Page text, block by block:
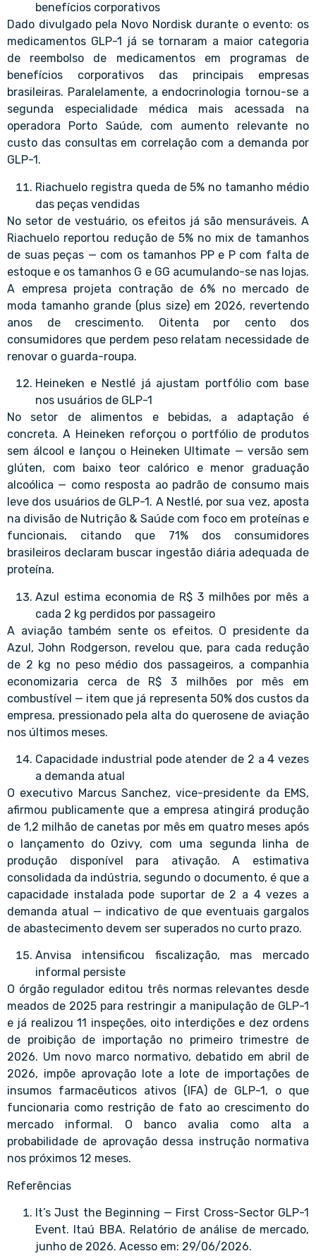
benefícios corporativos
Dado divulgado pela Novo Nordisk durante o evento: os
medicamentos GLP-1 já se tornaram a maior categoria
de reembolso de medicamentos em programas de
benefícios corporativos das principais empresas
brasileiras. Paralelamente, a endocrinologia tornou-se a
segunda especialidade médica mais acessada na
operadora Porto Saúde, com aumento relevante no
custo das consultas em correlação com a demanda por
GLP-1.
Riachuelo registra queda de 5% no tamanho médio
das peças vendidas
No setor de vestuário, os efeitos já são mensuráveis. A
Riachuelo reportou redução de 5% no mix de tamanhos
de suas peças — com os tamanhos PP e P com falta de
estoque e os tamanhos G e GG acumulando-se nas lojas.
A empresa projeta contração de 6% no mercado de
moda tamanho grande (plus size) em 2026, revertendo
anos de crescimento. Oitenta por cento dos
consumidores que perdem peso relatam necessidade de
renovar o guarda-roupa.
Heineken e Nestlé já ajustam portfólio com base
nos usuários de GLP-1
No setor de alimentos e bebidas, a adaptação é
concreta. A Heineken reforçou o portfólio de produtos
sem álcool e lançou o Heineken Ultimate — versão sem
glúten, com baixo teor calórico e menor graduação
alcoólica — como resposta ao padrão de consumo mais
leve dos usuários de GLP-1. A Nestlé, por sua vez, aposta
na divisão de Nutrição & Saúde com foco em proteínas e
funcionais, citando que 71% dos consumidores
brasileiros declaram buscar ingestão diária adequada de
proteína.
Azul estima economia de R$ 3 milhões por mês a
cada 2 kg perdidos por passageiro
A aviação também sente os efeitos. O presidente da
Azul, John Rodgerson, revelou que, para cada redução
de 2 kg no peso médio dos passageiros, a companhia
economizaria cerca de R$ 3 milhões por mês em
combustível — item que já representa 50% dos custos da
empresa, pressionado pela alta do querosene de aviação
nos últimos meses.
Capacidade industrial pode atender de 2 a 4 vezes
a demanda atual
O executivo Marcus Sanchez, vice-presidente da EMS,
afirmou publicamente que a empresa atingirá produção
de 1,2 milhão de canetas por mês em quatro meses após
o lançamento do Ozivy, com uma segunda linha de
produção disponível para ativação. A estimativa
consolidada da indústria, segundo o documento, é que a
capacidade instalada pode suportar de 2 a 4 vezes a
demanda atual — indicativo de que eventuais gargalos
de abastecimento devem ser superados no curto prazo.
Anvisa intensificou fiscalização, mas mercado
informal persiste
O órgão regulador editou três normas relevantes desde
meados de 2025 para restringir a manipulação de GLP-1
e já realizou 11 inspeções, oito interdições e dez ordens
de proibição de importação no primeiro trimestre de
2026. Um novo marco normativo, debatido em abril de
2026, impõe aprovação lote a lote de importações de
insumos farmacêuticos ativos (IFA) de GLP-1, o que
funcionaria como restrição de fato ao crescimento do
mercado informal. O banco avalia como alta a
probabilidade de aprovação dessa instrução normativa
nos próximos 12 meses.
Referências
It’s Just the Beginning — First Cross-Sector GLP-1
Event. Itaú BBA. Relatório de análise de mercado,
junho de 2026. Acesso em: 29/06/2026.